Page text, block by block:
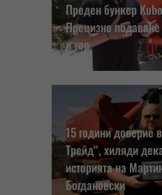
Преден бункер
Прецизно
и тор
15 години доверие
Трейд“, хиляди
историята на
Богдановски